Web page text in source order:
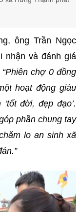
ông Trần Ngọc
nhận và đánh giá
“Phiên chợ 0 đồng
hoạt động giàu
đời, đẹp đạo’.
phần chung tay
lo an sinh xã